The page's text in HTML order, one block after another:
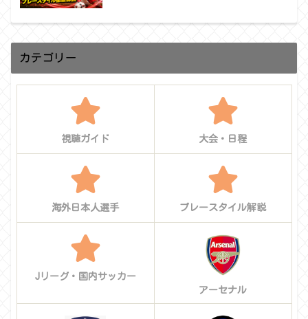
カテゴリー
視聴ガイド 大会・日程
海外日本人選手 プレースタイル解説
Jリーグ・国内サッカー
アーセナル